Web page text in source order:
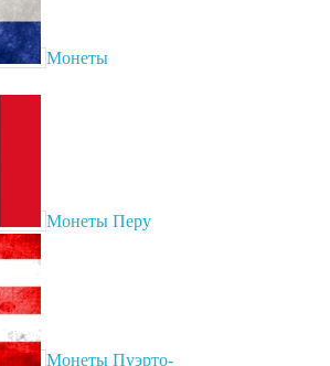
Монеты
Монеты Перу
Монеты Пуэрто-